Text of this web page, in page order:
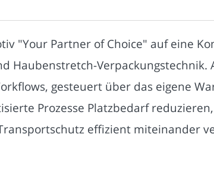
"Your Partner of Choice" auf eine
Haubenstretch-Verpackungstechnik.
gesteuert über das eigene
Prozesse Platzbedarf
effizient miteinander